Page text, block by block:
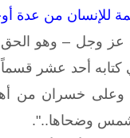
للإنسان من عدة
عز وجل – وهو
أحد عشر
خسران من
وضحاها..".